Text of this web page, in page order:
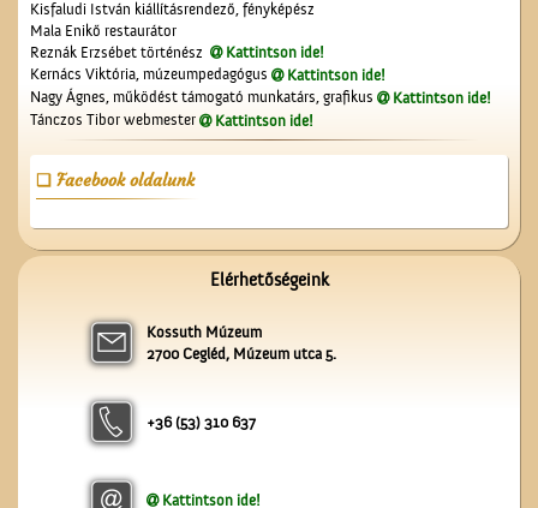
Az 5-ik Temetkezési
A Gubody utcában
Kisfaludi István kiállításrendező, fényképész
Mala Enikő restaurátor
Reznák Erzsébet történész
Kattintson ide!
Kernács Viktória, múzeumpedagógus
Kattintson ide!
Nagy Ágnes, működést támogató munkatárs, grafikus
Kattintson ide!
Tánczos Tibor webmester
Kattintson ide!
Facebook oldalunk
Elérhetőségeink
Kossuth Múzeum
2700 Cegléd, Múzeum utca 5.
+36 (53) 310 637
Kattintson ide!